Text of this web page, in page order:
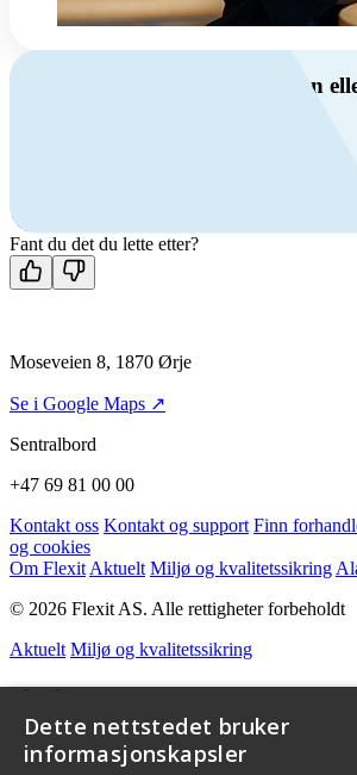
Har du spørsmål om ventilasjon
Kontakt oss
Fant du det du lette etter?
Moseveien 8, 1870 Ørje
Se i Google Maps ↗
Sentralbord
+47 69 81 00 00
Kontakt oss Kontakt og support Finn
og cookies
Om Flexit Aktuelt Miljø og kvalitetssikring
© 2026 Flexit AS. Alle rettigheter forbeholdt
Aktuelt Miljø og kvalitetssikring
Dette nettstedet bruker
informasjonskapsler